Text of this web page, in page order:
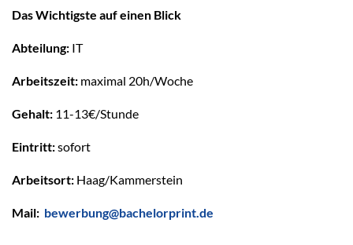
Das Wichtigste auf einen Blick
Abteilung: IT
Arbeitszeit: maximal 20h/Woche
Gehalt: 11-13€/Stunde
Eintritt:sofort
Arbeitsort: Haag/Kammerstein
Mail: bewerbung@bachelorprint.de